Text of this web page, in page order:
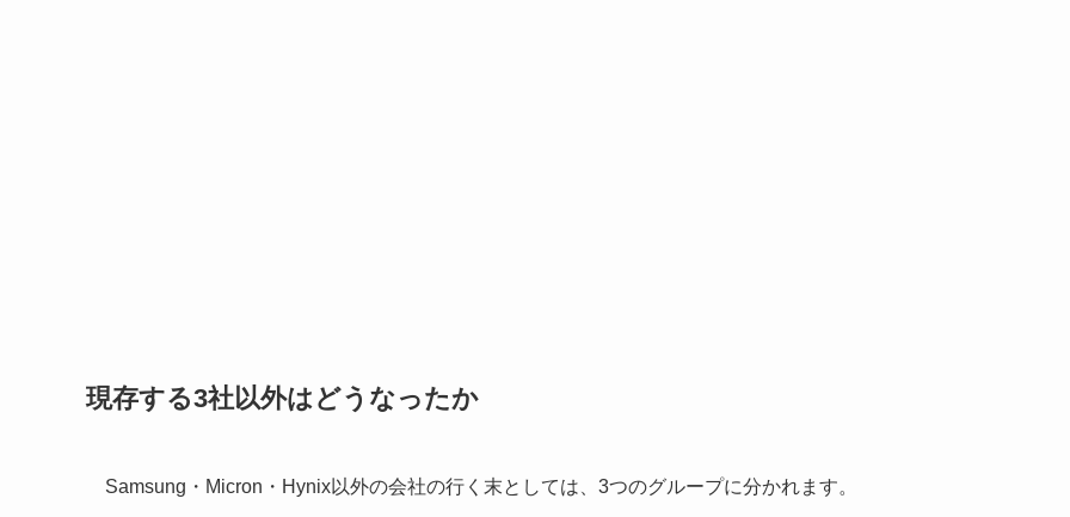
現存する3社以外はどうなったか
Samsung・Micron・Hynix以外の会社の行く末としては、3つのグループに分かれます。